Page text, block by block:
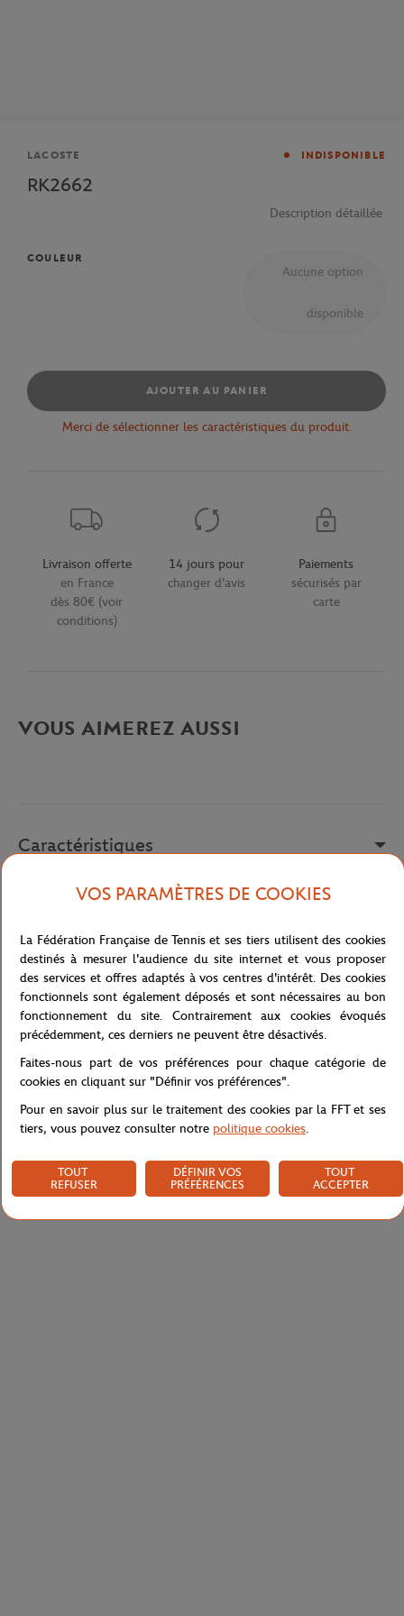
Marque
LACOSTE INDISPONIBLE
RK2662
Description détaillée
COULEUR
Aucune option
disponible
AJOUTER AU PANIER
Merci de sélectionner les caractéristiques du produit.
Livraison offerte
en France
dès 80€ (voir
conditions)
14 jours pour
changer d'avis
Paiements
sécurisés par
carte
VOUS AIMEREZ AUSSI
Caractéristiques
VOS PARAMÈTRES DE COOKIES
La Fédération Française de Tennis et ses tiers utilisent des cookies
destinés à mesurer l'audience du site internet et vous proposer
des services et offres adaptés à vos centres d'intérêt. Des cookies
fonctionnels sont également déposés et sont nécessaires au bon
fonctionnement du site. Contrairement aux cookies évoqués
précédemment, ces derniers ne peuvent être désactivés.
Faites-nous part de vos préférences pour chaque catégorie de
cookies en cliquant sur "Définir vos préférences".
Pour en savoir plus sur le traitement des cookies par la FFT et ses
tiers, vous pouvez consulter notre politique cookies.
TOUT
REFUSER
DÉFINIR VOS
PRÉFÉRENCES
TOUT
ACCEPTER